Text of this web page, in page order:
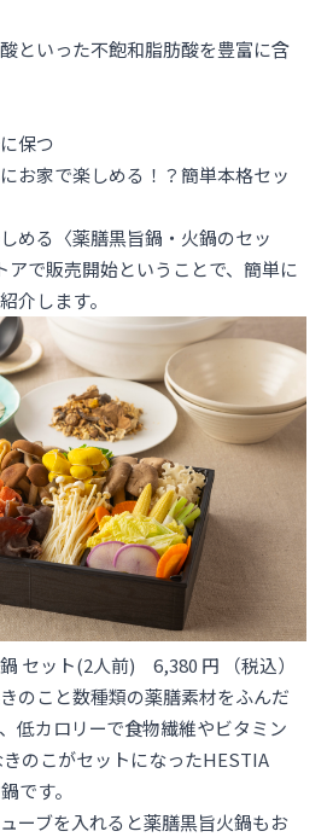
といった不飽和脂肪酸を豊富に含
保つ
お家で楽しめる！？簡単本格セッ
める〈薬膳黒旨鍋・火鍋のセッ
アで販売開始ということで、簡単に
介します。
セット(2人前) 6,380 円 （税込）
のこと数種類の薬膳素材をふんだ
低カロリーで食物繊維やビタミン
のこがセットになったHESTIA
です。
ーブを入れると薬膳黒旨火鍋もお